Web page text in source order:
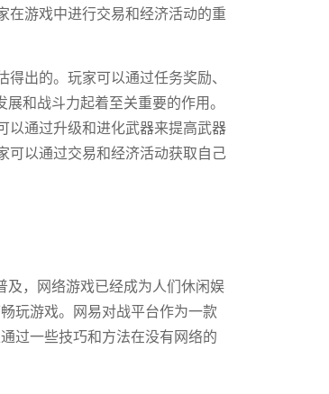
在游戏中进行交易和经济活动的重
出的。玩家可以通过任务奖励、
和战斗力起着至关重要的作用。
以通过升级和进化武器来提高武器
可以通过交易和经济活动获取自己
及，网络游戏已经成为人们休闲娱
玩游戏。网易对战平台作为一款
过一些技巧和方法在没有网络的